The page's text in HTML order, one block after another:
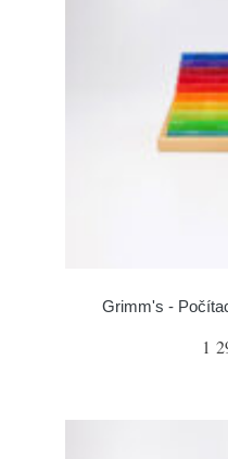
Grimm's -
1